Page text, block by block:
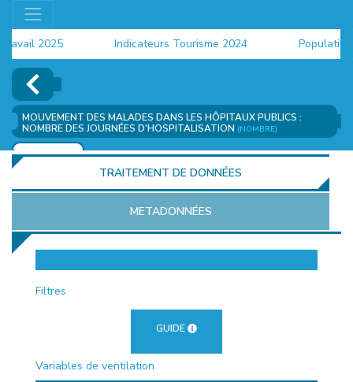
2025 Indicateurs Tourisme 2024 Population
MOUVEMENT DES MALADES DANS LES HÔPITAUX PUBLICS :
NOMBRE DES JOURNÉES D'HOSPITALISATION (NOMBRE)
AJOUTER
TRAITEMENT DE DONNÉES
METADONNÉES
Filtres
GUIDE
Variables de ventilation